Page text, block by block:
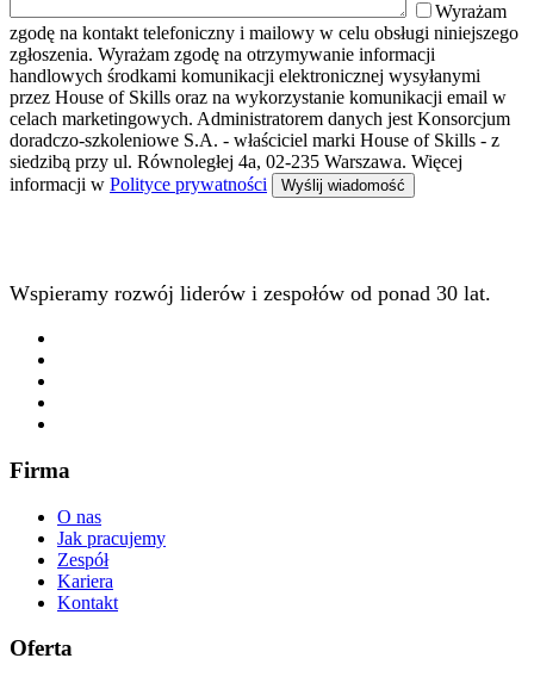
Wyrażam
zgodę na kontakt telefoniczny i mailowy w celu obsługi niniejszego
zgłoszenia. Wyrażam zgodę na otrzymywanie informacji
handlowych środkami komunikacji elektronicznej wysyłanymi
przez House of Skills oraz na wykorzystanie komunikacji email w
celach marketingowych. Administratorem danych jest Konsorcjum
doradczo-szkoleniowe S.A. - właściciel marki House of Skills - z
siedzibą przy ul. Równoległej 4a, 02-235 Warszawa. Więcej
informacji w Polityce prywatności
Wspieramy rozwój liderów i zespołów od ponad 30 lat.
Firma
O nas
Jak pracujemy
Zespół
Kariera
Kontakt
Oferta